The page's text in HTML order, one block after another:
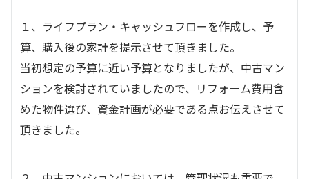
１、ライフプラン・キャッシュフローを作成し、予
算、購入後の家計を提示させて頂きました。
当初想定の予算に近い予算となりましたが、中古マン
ションを検討されていましたので、リフォーム費用含
めた物件選び、資金計画が必要である点お伝えさせて
頂きました。